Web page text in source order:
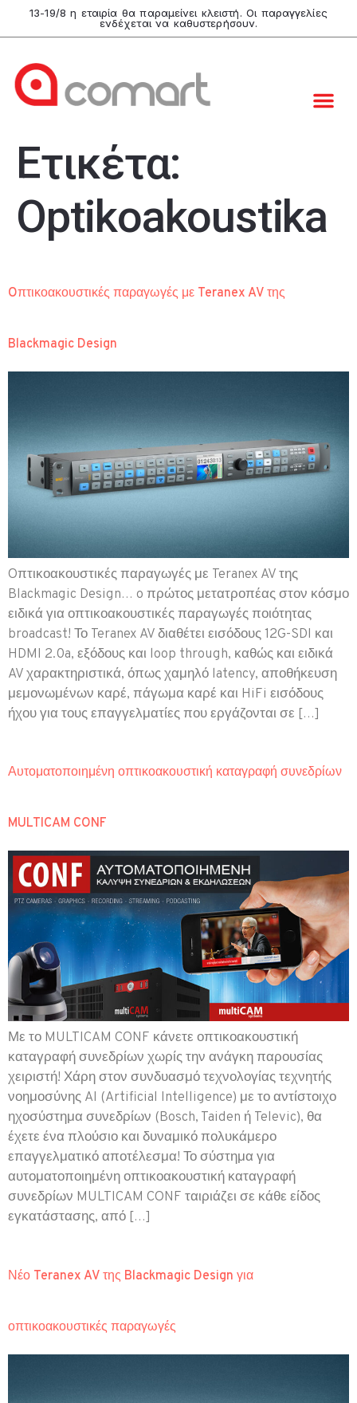
13-19/8 η εταιρία θα παραμείνει κλειστή. Οι παραγγελίες
ενδέχεται να καθυστερήσουν.
Ετικέτα:
Optikoakoustika
Oπτικοακουστικές παραγωγές με Teranex AV της
Blackmagic Design
Oπτικοακουστικές παραγωγές με Teranex AV της
Blackmagic Design… o πρώτος μετατροπέας στον κόσμο
ειδικά για οπτικοακουστικές παραγωγές ποιότητας
broadcast! Το Teranex AV διαθέτει εισόδους 12G-SDI και
HDMI 2.0a, εξόδους και loop through, καθώς και ειδικά
AV χαρακτηριστικά, όπως χαμηλό latency, αποθήκευση
μεμονωμένων καρέ, πάγωμα καρέ και HiFi εισόδους
ήχου για τους επαγγελματίες που εργάζονται σε […]
Αυτοματοποιημένη οπτικοακουστική καταγραφή συνεδρίων
MULTICAM CONF
Με το MULTICAM CONF κάνετε οπτικοακουστική
καταγραφή συνεδρίων χωρίς την ανάγκη παρουσίας
χειριστή! Χάρη στον συνδυασμό τεχνολογίας τεχνητής
νοημοσύνης AI (Artificial Intelligence) με το αντίστοιχο
ηχοσύστημα συνεδρίων (Bosch, Taiden ή Televic), θα
έχετε ένα πλούσιο και δυναμικό πολυκάμερο
επαγγελματικό αποτέλεσμα! Το σύστημα για
αυτοματοποιημένη οπτικοακουστική καταγραφή
συνεδρίων MULTICAM CONF ταιριάζει σε κάθε είδος
εγκατάστασης, από […]
Νέο Teranex AV της Blackmagic Design για
οπτικοακουστικές παραγωγές